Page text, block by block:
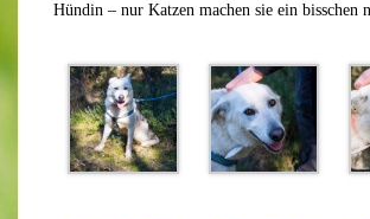
Hündin – nur Katzen machen sie ein bisschen